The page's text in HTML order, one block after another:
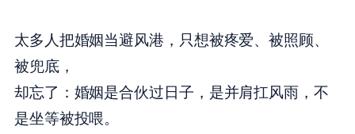
太多人把婚姻当避风港，只想被疼爱、被照顾、
被兜底，
却忘了：婚姻是合伙过日子，是并肩扛风雨，不
是坐等被投喂。